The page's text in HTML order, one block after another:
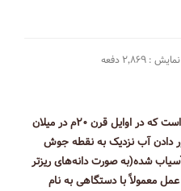
نمایش : ۲٬۸۶۹ دفعه
اسپرسو یا اکسپرسو نوعی قهوه غلیظ است که در اوایل قرن ۲۰م در میلان
دادن آب نزدیک به نقطه جوش
شده(به صورت دانه‌های ریزتر
معمولاً با دستگاهی به نام